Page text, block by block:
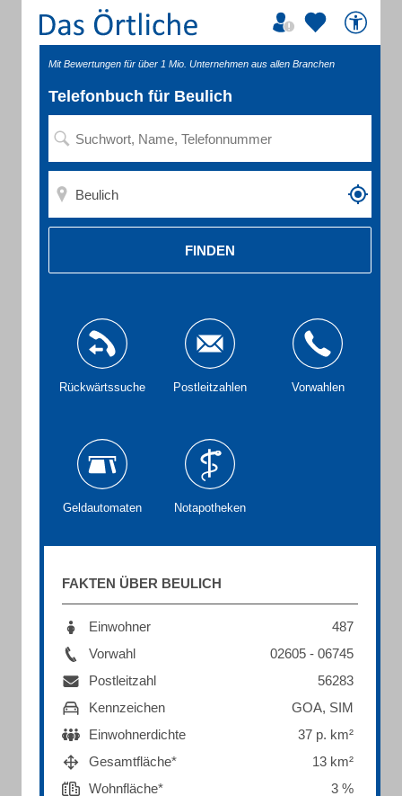
Mit Bewertungen für über 1 Mio. Unternehmen aus allen Branchen
Telefonbuch für Beulich
FINDEN
Rückwärtssuche Postleitzahlen Vorwahlen
Geldautomaten Notapotheken
FAKTEN ÜBER BEULICH
Einwohner
487
Vorwahl
02605 - 06745
Postleitzahl
56283
Kennzeichen
GOA, SIM
Einwohnerdichte
37 p. km²
Gesamtfläche*
13 km²
Wohnfläche*
3 %